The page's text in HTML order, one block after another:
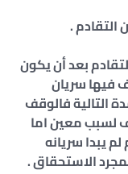
التقادم .
بعد أن يكون
فيها سريان
التالية فالوقف
لسبب معين اما
يبدا سريانه
الاستحقاق .